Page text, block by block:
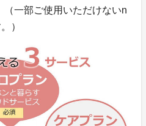
一部ご使用いただけないn
）